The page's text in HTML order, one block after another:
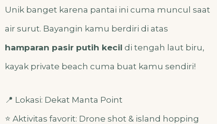
Unik banget karena pantai ini cuma muncul saat
air surut. Bayangin kamu berdiri di atas
hamparan pasir putih kecil di tengah laut biru,
kayak private beach cuma buat kamu sendiri!
📍 Lokasi: Dekat Manta Point
⭐ Aktivitas favorit: Drone shot & island hopping